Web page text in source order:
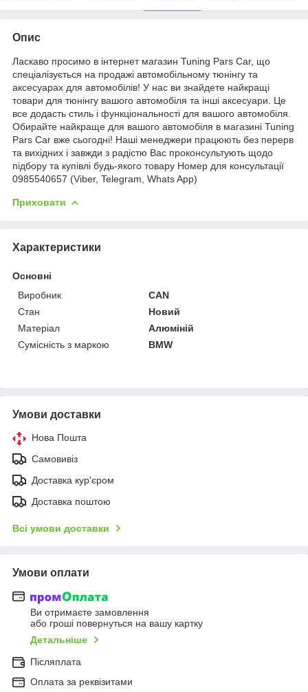
Опис
Ласкаво просимо в інтернет магазин Tuning Pars Car, що
спеціалізується на продажі автомобільному тюнінгу та
аксесуарах для автомобілів! У нас ви знайдете найкращі
товари для тюнінгу вашого автомобіля та інші аксесуари. Це
все додасть стиль і функціональності для вашого автомобіля.
Обирайте найкраще для вашого автомобіля в магазині Tuning
Pars Car вже сьогодні! Наші менеджери працюють без перерв
та вихідних і завжди з радістю Вас проконсультують щодо
підбору та купівлі будь-якого товару Номер для консультації
0985540657 (Viber, Telegram, Whats App)
Приховати
Характеристики
Основні
Виробник
CAN
Стан
Новий
Матеріал
Алюміній
Сумісність з маркою
BMW
Умови доставки
Нова Пошта
Самовивіз
Доставка кур'єром
Доставка поштою
Всі умови доставки
Умови оплати
Ви отримаєте замовлення
або гроші повернуться на вашу картку
Детальніше
Післяплата
Оплата за реквізитами